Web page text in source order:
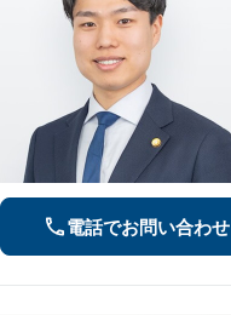
電話でお問い合わせ